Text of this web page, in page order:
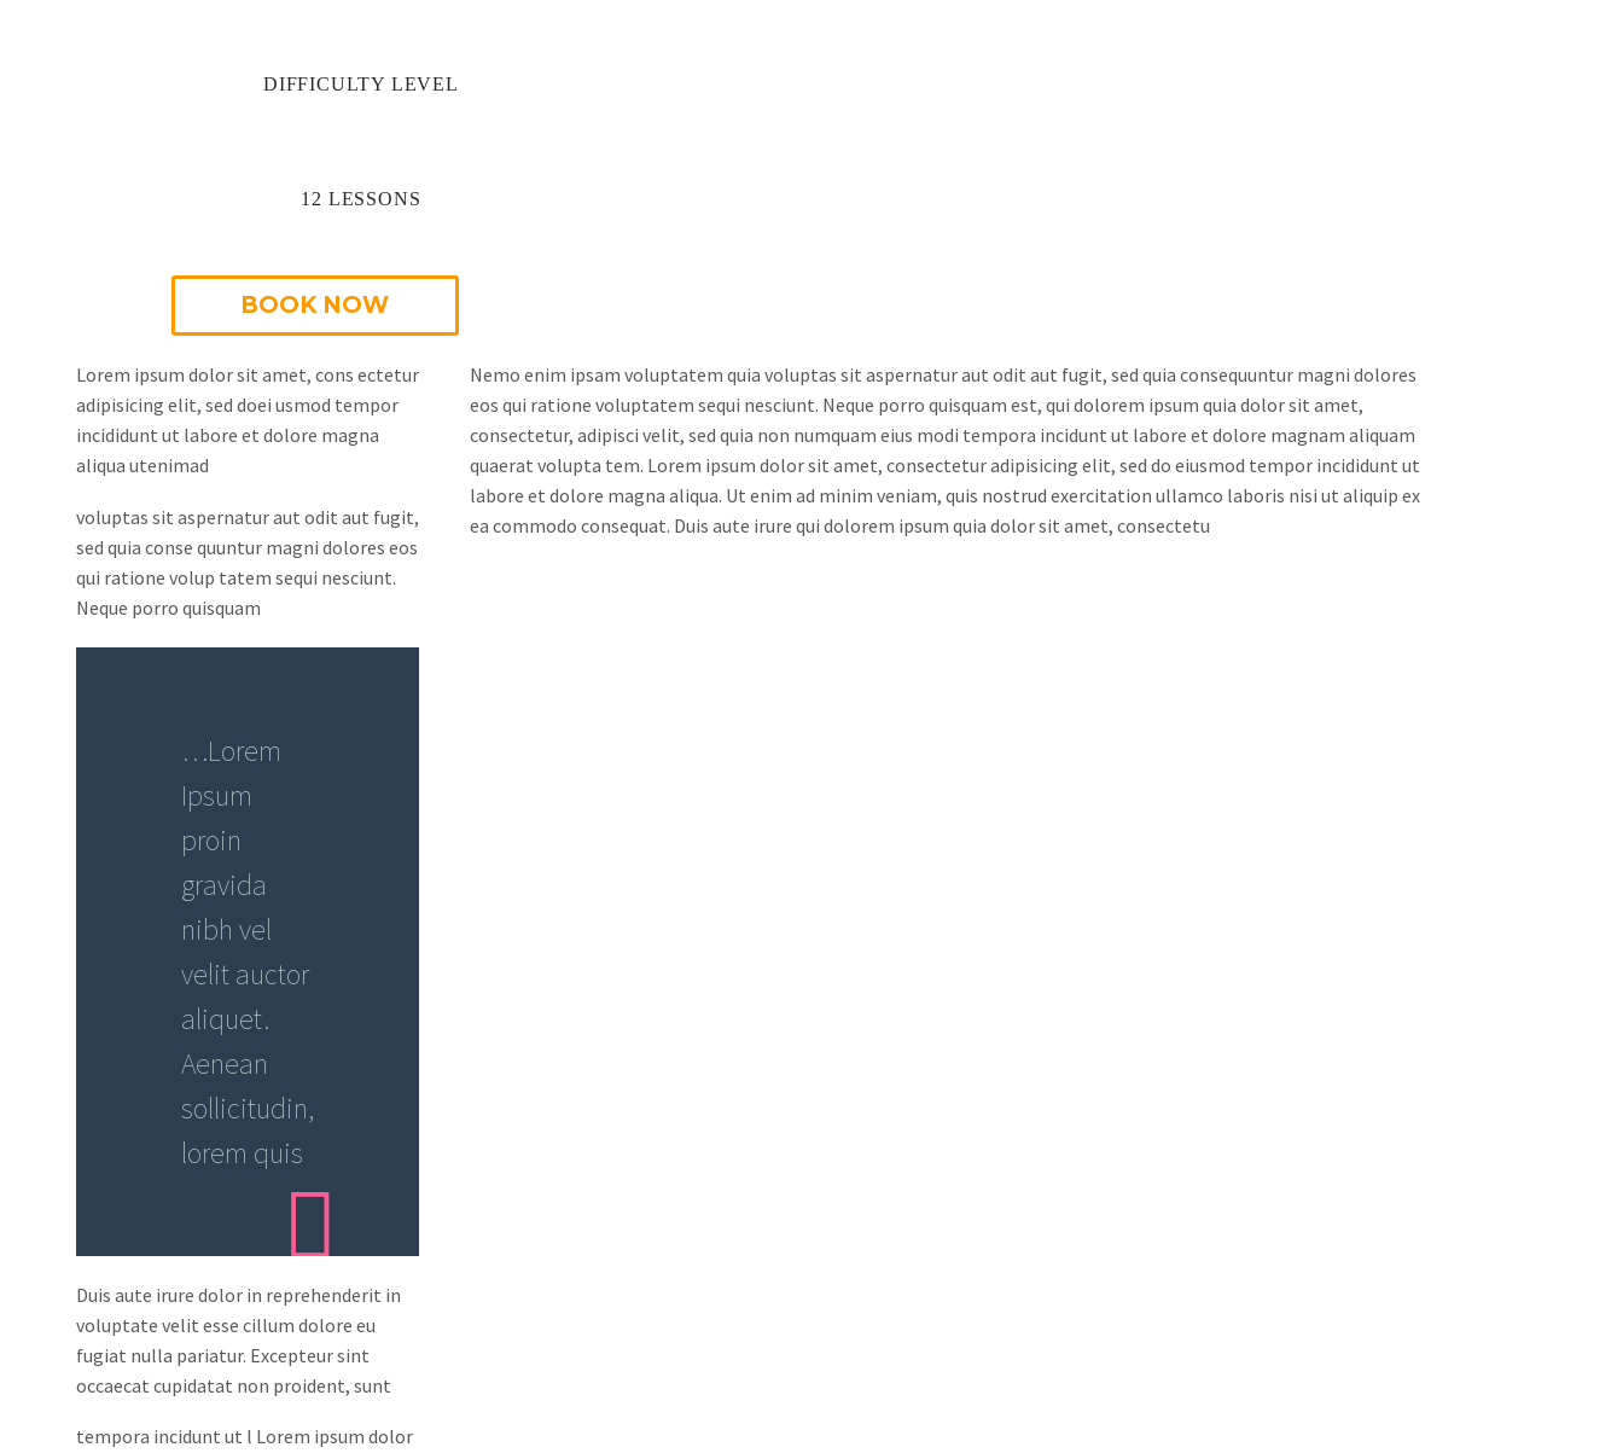
DIFFICULTY LEVEL
12 LESSONS
BOOK NOW
Lorem ipsum dolor sit amet, cons ectetur
adipisicing elit, sed doei usmod tempor
incididunt ut labore et dolore magna
aliqua utenimad
voluptas sit aspernatur aut odit aut fugit,
sed quia conse quuntur magni dolores eos
qui ratione volup tatem sequi nesciunt.
Neque porro quisquam
…Lorem
Ipsum
proin
gravida
nibh vel
velit auctor
aliquet.
Aenean
sollicitudin,
lorem quis
Duis aute irure dolor in reprehenderit in
voluptate velit esse cillum dolore eu
fugiat nulla pariatur. Excepteur sint
occaecat cupidatat non proident, sunt
tempora incidunt ut l Lorem ipsum dolor
Nemo enim ipsam voluptatem quia voluptas sit aspernatur aut odit aut fugit, sed quia consequuntur magni dolores
eos qui ratione voluptatem sequi nesciunt. Neque porro quisquam est, qui dolorem ipsum quia dolor sit amet,
consectetur, adipisci velit, sed quia non numquam eius modi tempora incidunt ut labore et dolore magnam aliquam
quaerat volupta tem. Lorem ipsum dolor sit amet, consectetur adipisicing elit, sed do eiusmod tempor incididunt ut
labore et dolore magna aliqua. Ut enim ad minim veniam, quis nostrud exercitation ullamco laboris nisi ut aliquip ex
ea commodo consequat. Duis aute irure qui dolorem ipsum quia dolor sit amet, consectetu